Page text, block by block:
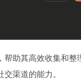
助其高效收集和
渠道的能力。